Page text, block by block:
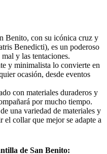
Benito, con su icónica cruz y
Benedicti), es un poderoso
y las tentaciones.
y minimalista lo convierte en
ocasión, desde eventos
con materiales duraderos y
por mucho tiempo.
una variedad de materiales y
el collar que mejor se adapte a
de San Benito: